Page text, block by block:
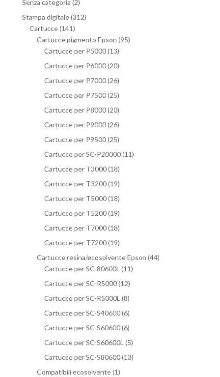
Senza categoria (2)
Stampa digitale(312)
Cartucce(141)
Cartucce pigmento Epson (95)
Cartucce per P5000(13)
Cartucce per P6000(20)
Cartucce per P7000(26)
Cartucce per P7500(25)
Cartucce per P8000(20)
Cartucce per P9000(26)
Cartucce per P9500(25)
Cartucce per SC-P20000(11)
Cartucce per T3000(18)
Cartucce per T3200(19)
Cartucce per T5000(18)
Cartucce per T5200(19)
Cartucce per T7000(18)
Cartucce per T7200(19)
Cartucce resina/ecosolvente Epson (44)
Cartucce per SC-80600L (11)
Cartucce per SC-R5000(12)
Cartucce per SC-R5000L (8)
Cartucce per SC-S40600(6)
Cartucce per SC-S60600(6)
Cartucce per SC-S60600L (5)
Cartucce per SC-S80600(13)
Compatibili ecosolvente(1)